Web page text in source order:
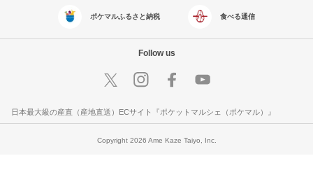
ポケマルふるさと納税 食べる通信
Follow us
日本最大級の産直（産地直送）ECサイト『ポケットマルシェ（ポケマル）』
Copyright 2026 Ame Kaze Taiyo, Inc.